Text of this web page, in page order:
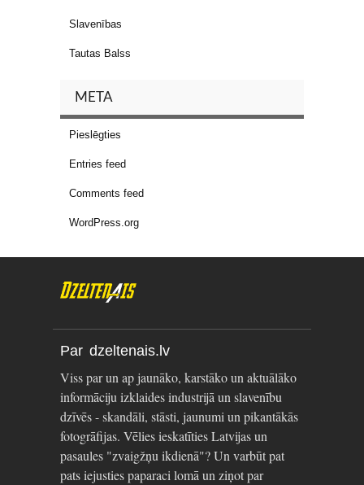
Slavenības
Tautas Balss
META
Pieslēgties
Entries feed
Comments feed
WordPress.org
Par dzeltenais.lv
Viss par un ap jaunāko, karstāko un aktuālāko
informāciju izklaides industrijā un slavenību
dzīvēs - skandāli, stāsti, jaunumi un pikantākās
fotogrāfijas. Vēlies ieskatīties Latvijas un
pasaules "zvaigžņu ikdienā"? Un varbūt pat
pats iejusties paparaci lomā un ziņot par